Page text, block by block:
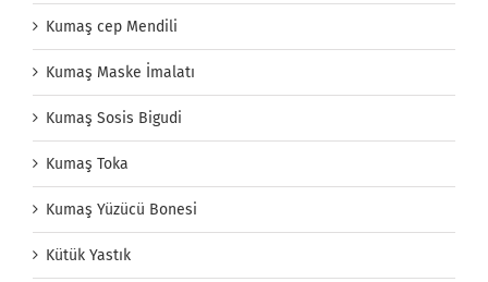
Kumaş cep Mendili
Kumaş Maske İmalatı
Kumaş Sosis Bigudi
Kumaş Toka
Kumaş Yüzücü Bonesi
Kütük Yastık